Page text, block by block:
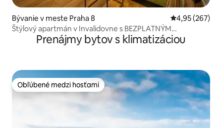
Bývanie v meste Praha 8 Priemerné
4,95 (267)
Štýlový apartmán v Invalidovne s BEZPLATNÝM
parkovanímPrenájmy bytov s klimatizáciou
Obľúbené medzi hosťami
Obľúbené medzi hosťami